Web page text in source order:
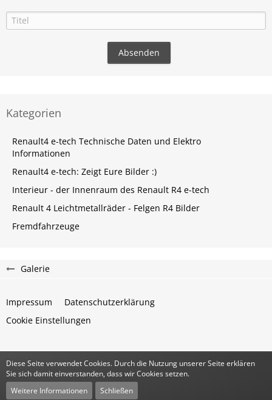
Kategorien
Renault4 e-tech Technische Daten und Elektro
Informationen
Renault4 e-tech: Zeigt Eure Bilder :)
Interieur - der Innenraum des Renault R4 e-tech
Renault 4 Leichtmetallräder - Felgen R4 Bilder
Fremdfahrzeuge
Galerie
Impressum
Datenschutzerklärung
Cookie Einstellungen
Community-Software:WoltLab Suite™
Stil:Classicvon
Diese Seite verwendet Cookies. Durch die Nutzung unserer Seite erklären
Sie sich damit einverstanden, dass wir Cookies setzen.
Weitere Informationen
Schließen